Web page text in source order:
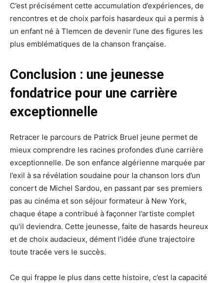
C’est précisément cette accumulation d’expériences, de
rencontres et de choix parfois hasardeux qui a permis à
un enfant né à Tlemcen de devenir l’une des figures les
plus emblématiques de la chanson française.
Conclusion : une jeunesse
fondatrice pour une carrière
exceptionnelle
Retracer le parcours de Patrick Bruel jeune permet de
mieux comprendre les racines profondes d’une carrière
exceptionnelle. De son enfance algérienne marquée par
l’exil à sa révélation soudaine pour la chanson lors d’un
concert de Michel Sardou, en passant par ses premiers
pas au cinéma et son séjour formateur à New York,
chaque étape a contribué à façonner l’artiste complet
qu’il deviendra. Cette jeunesse, faite de hasards heureux
et de choix audacieux, dément l’idée d’une trajectoire
toute tracée vers le succès.
Ce qui frappe le plus dans cette histoire, c’est la capacité